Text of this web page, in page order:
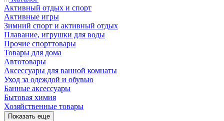
Активный отдых и спорт
Активные игры
Зимний спорт и активный отдых
Плавание, игрушки для воды
Прочие спорттовары
Товары для дома
Автотовары
Аксессуары для ванной комнаты
Уход за одеждой и обувью
Банные аксессуары
Бытовая химия
Хозяйственные товары
Показать еще